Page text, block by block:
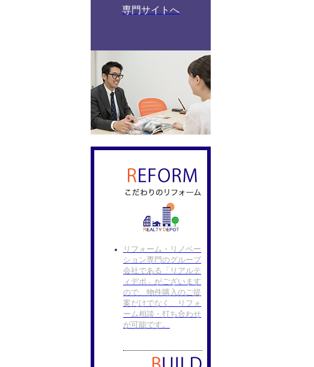
専門サイトへ
リフォーム・リノベー
ション専門のグループ
会社である「リアルテ
ィデポ」がございます
ので、物件購入のご提
案だけでなく、リフォ
ーム相談・打ち合わせ
が可能です。